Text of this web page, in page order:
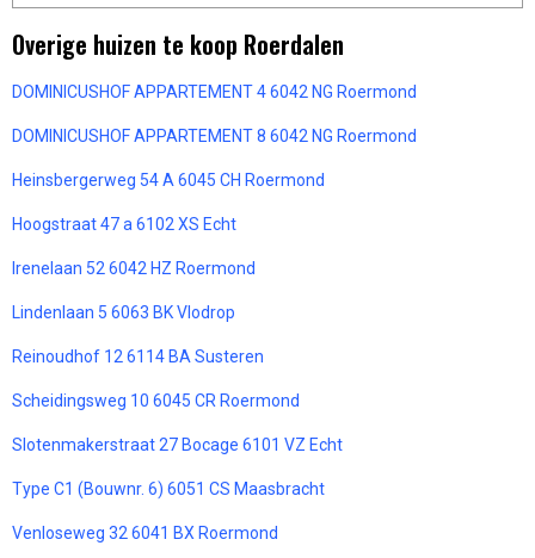
Overige huizen te koop Roerdalen
DOMINICUSHOF APPARTEMENT 4 6042 NG Roermond
DOMINICUSHOF APPARTEMENT 8 6042 NG Roermond
Heinsbergerweg 54 A 6045 CH Roermond
Hoogstraat 47 a 6102 XS Echt
Irenelaan 52 6042 HZ Roermond
Lindenlaan 5 6063 BK Vlodrop
Reinoudhof 12 6114 BA Susteren
Scheidingsweg 10 6045 CR Roermond
Slotenmakerstraat 27 Bocage 6101 VZ Echt
Type C1 (Bouwnr. 6) 6051 CS Maasbracht
Venloseweg 32 6041 BX Roermond